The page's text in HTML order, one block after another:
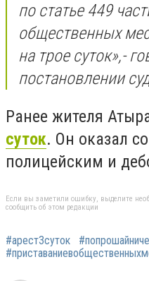
по статье 449
общественных
на трое суток»,-
постановлении
Ранее жителя
суток. Он оказал
полицейским и
Если вы заметили ошибку, выделите
сообщить об этом редакции
#арест3суток